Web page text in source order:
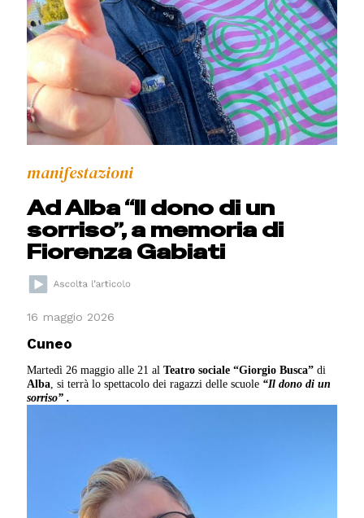
manifestazioni
Ad Alba “Il dono di un
sorriso”, a memoria di
Fiorenza Gabiati
16 maggio 2026
Cuneo
Martedì 26 maggio alle 21 alTeatro sociale “Giorgio Busca”di
Alba , si terrà lo spettacolo dei ragazzi delle scuole “Il dono di un
sorriso” .